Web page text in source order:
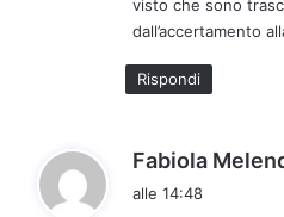
visto che sono
dall’accertamento
Rispondi
Fabiola
alle 14:48